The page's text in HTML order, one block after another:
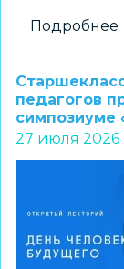
Подробнее
педагогов
симпозиуме
27 июля 2026